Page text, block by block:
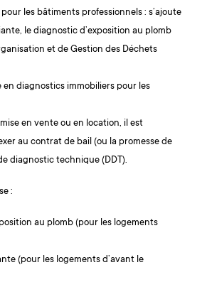
les bâtiments professionnels : s’ajoute
le diagnostic d’exposition au plomb
et de Gestion des Déchets
en diagnostics immobiliers pour les
en vente ou en location, il est
au contrat de bail (ou la promesse de
diagnostic technique (DDT).
:
au plomb (pour les logements
(pour les logements d’avant le